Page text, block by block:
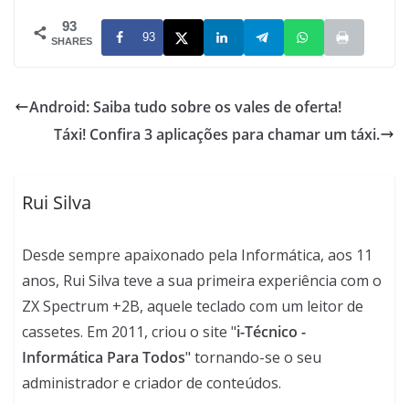
93
SHARES 93
Android: Saiba tudo sobre os vales de oferta!
Táxi! Confira 3 aplicações para chamar um táxi.
Rui Silva
Desde sempre apaixonado pela Informática, aos 11
anos, Rui Silva teve a sua primeira experiência com o
ZX Spectrum +2B, aquele teclado com um leitor de
cassetes. Em 2011, criou o site "i-Técnico -
Informática Para Todos" tornando-se o seu
administrador e criador de conteúdos.